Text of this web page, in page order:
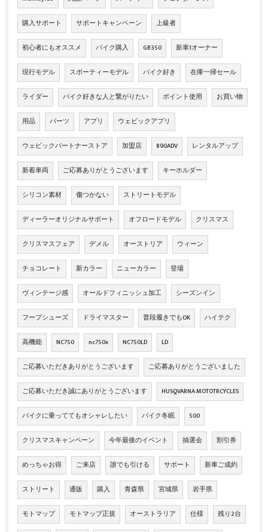
購入サポート サポートキャンペーン 上級者
初心者にもオススメ バイク購入 GB350 新車1オーナー
現行モデル スポーティーモデル バイク好き 在庫一掃セール
ライダー バイク好きな人と繋がりたい ポイント使用 お買い物
用品 パーツ アプリ ウェビックアプリ
ウェビックパートナーストア 加盟店 890ADV レンタルアップ
新着車両 ご応募ありがとうございます キーホルダー
シリコン素材 傷つかない ストリートモデル
ディーラーオリジナルサポート オフロードモデル クリスマス
クリスマスフェア デメル オーストリア ウィーン
チョコレート 新カラー ニューカラー 登場
ヴィンテージ感 オールドフィニッシュ加工 シーズンイン
フープシューズ ドライマスター 普段履きでもOK ハイテク
高機能 NC750 nc750x NC750LD LD
ご応募いただきありがとうございます ご応募ありがとうございました
ご応募いただき誠にありがとうございます HUSQVARNA MOTOTRCYCLES
バイクに乗っててもオシャレしたい バイク冬眠 500
クリスマスキャンペーン 今年最後のイベント 抽選会 割引券
めっちゃお得 ご来店 誰でも引ける サポート 新車ご成約
ストリート 通販 購入 青森県 宮城県 岩手県
モトマップ モトマップ正規 オーストラリア 仕様 残り2台